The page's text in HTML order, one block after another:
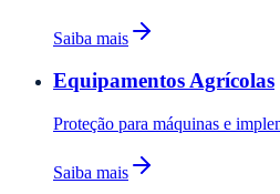
Saiba mais
Equipamentos Agrícolas
Proteção para máquinas e
Saiba mais